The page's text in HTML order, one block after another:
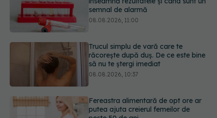
răcorește după duș. De ce este bine
să nu te ștergi imediat
08.08.2026, 10:37
Fereastra alimentară de opt ore ar
putea ajuta creierul femeilor de
peste 50 de ani
08.08.2026, 10:00
5 mituri despre menstruație pe care
să nu le mai crezi
URMĂREȘTE-NE ȘI PE: